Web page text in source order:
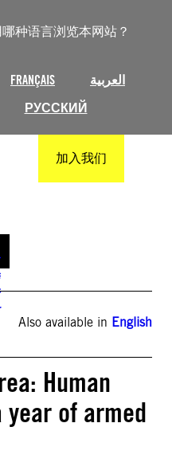
种语言浏览本网站？
FRANÇAIS
العربية
РУССКИЙ
加入我们
Also available in English
Human
of armed